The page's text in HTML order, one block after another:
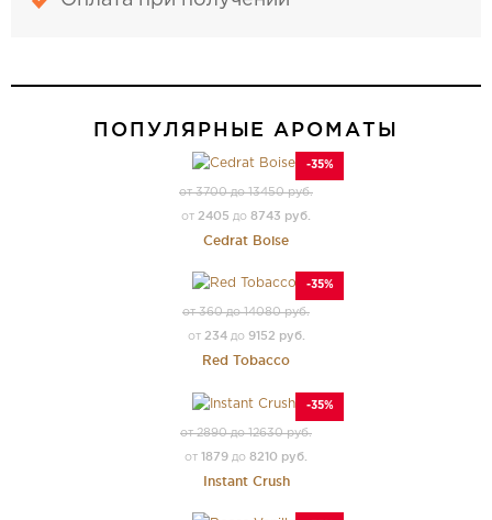
ПОПУЛЯРНЫЕ АРОМАТЫ
-35%
от 3700 до 13450 руб.
от 2405 до 8743 руб.
Cedrat Boise
-35%
от 360 до 14080 руб.
от 234до 9152 руб.
Red Tobacco
-35%
от 2890 до 12630 руб.
от 1879 до 8210 руб.
Instant Crush